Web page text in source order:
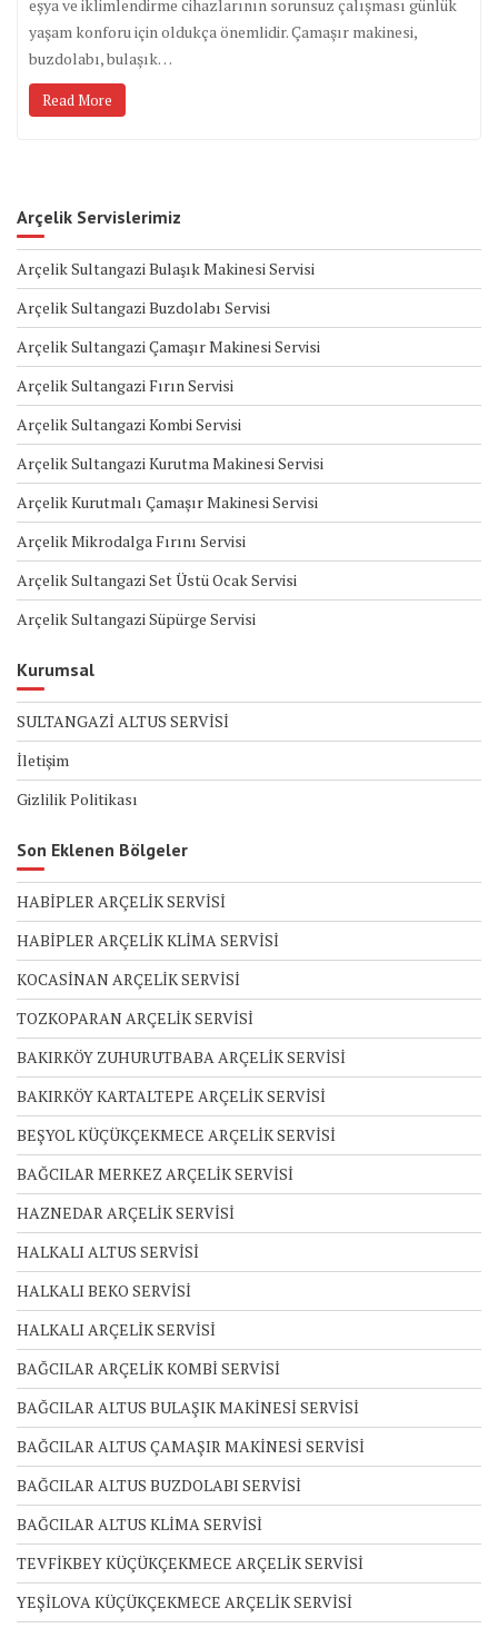
eşya ve iklimlendirme cihazlarının sorunsuz çalışması günlük
yaşam konforu için oldukça önemlidir. Çamaşır makinesi,
buzdolabı, bulaşık…
Read More
Arçelik Servislerimiz
Arçelik Sultangazi Bulaşık Makinesi Servisi
Arçelik Sultangazi Buzdolabı Servisi
Arçelik Sultangazi Çamaşır Makinesi Servisi
Arçelik Sultangazi Fırın Servisi
Arçelik Sultangazi Kombi Servisi
Arçelik Sultangazi Kurutma Makinesi Servisi
Arçelik Kurutmalı Çamaşır Makinesi Servisi
Arçelik Mikrodalga Fırını Servisi
Arçelik Sultangazi Set Üstü Ocak Servisi
Arçelik Sultangazi Süpürge Servisi
Kurumsal
SULTANGAZİ ALTUS SERVİSİ
İletişim
Gizlilik Politikası
Son Eklenen Bölgeler
HABİPLER ARÇELİK SERVİSİ
HABİPLER ARÇELİK KLİMA SERVİSİ
KOCASİNAN ARÇELİK SERVİSİ
TOZKOPARAN ARÇELİK SERVİSİ
BAKIRKÖY ZUHURUTBABA ARÇELİK SERVİSİ
BAKIRKÖY KARTALTEPE ARÇELİK SERVİSİ
BEŞYOL KÜÇÜKÇEKMECE ARÇELİK SERVİSİ
BAĞCILAR MERKEZ ARÇELİK SERVİSİ
HAZNEDAR ARÇELİK SERVİSİ
HALKALI ALTUS SERVİSİ
HALKALI BEKO SERVİSİ
HALKALI ARÇELİK SERVİSİ
BAĞCILAR ARÇELİK KOMBİ SERVİSİ
BAĞCILAR ALTUS BULAŞIK MAKİNESİ SERVİSİ
BAĞCILAR ALTUS ÇAMAŞIR MAKİNESİ SERVİSİ
BAĞCILAR ALTUS BUZDOLABI SERVİSİ
BAĞCILAR ALTUS KLİMA SERVİSİ
TEVFİKBEY KÜÇÜKÇEKMECE ARÇELİK SERVİSİ
YEŞİLOVA KÜÇÜKÇEKMECE ARÇELİK SERVİSİ